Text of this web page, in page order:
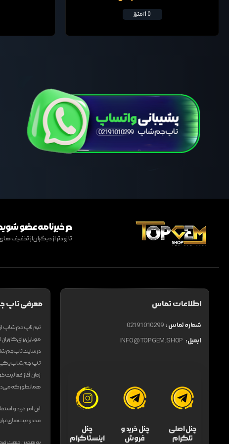
10 امتیاز
در خبرنامه عضو
تا زودتر از دیگران از تخفیف
اطلاعات تماس
شماره تماس : 02191010299
ایمیل: INFO@TOPGEM.SHOP
چنل اصلی
تلگرام
چنل خرید و
فروش
چنل
اینستاگرام
معرفی تاپ
موبایل برای
در سایت تاپ جم شاپ
تاپ جم شاپ یکی
زمان آغاز فعالیت
همانطور که
این امر خرید و
محدودیت های
به همین جهت